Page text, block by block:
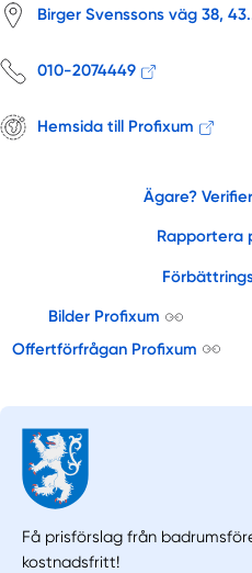
Birger Svenssons väg 38,
010-2074449
Hemsida till Profixum
Ägare?
Rapportera
Bilder Profixum
Offertförfrågan Profixum
Få prisförslag från
kostnadsfritt!